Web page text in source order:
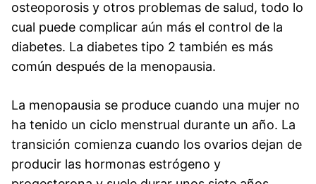
osteoporosis y otros problemas de salud, todo lo
cual puede complicar aún más el control de la
diabetes. La diabetes tipo 2 también es más
común después de la menopausia.
La menopausia se produce cuando una mujer no
ha tenido un ciclo menstrual durante un año. La
transición comienza cuando los ovarios dejan de
producir las hormonas estrógeno y